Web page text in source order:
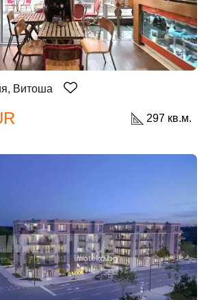
Витоша
297 кв.м.